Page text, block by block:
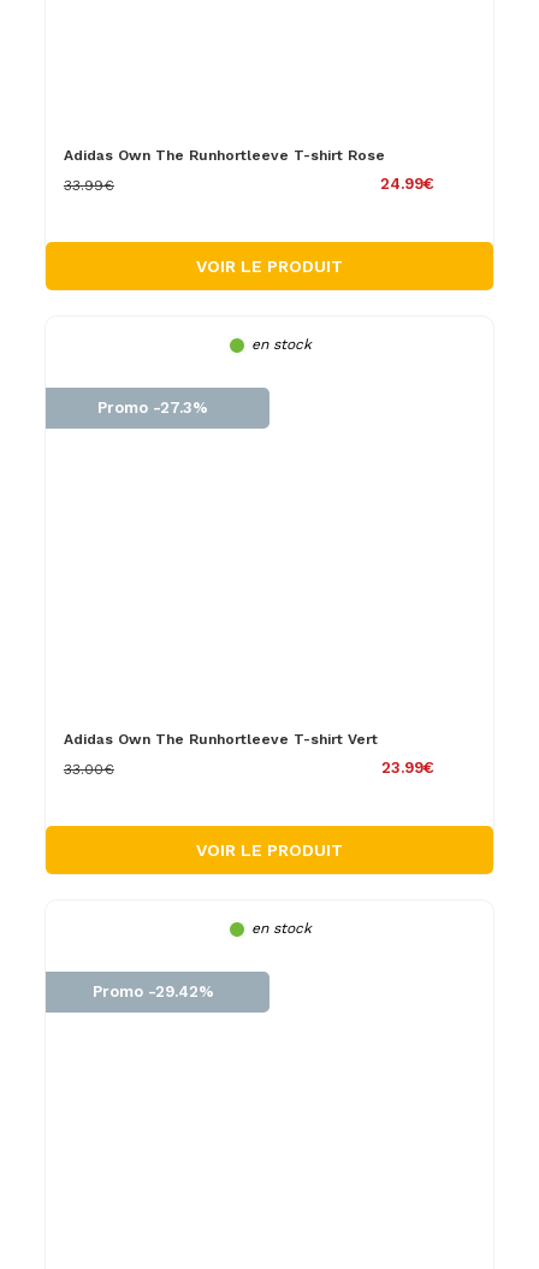
Adidas Own The Runhortleeve T-shirt Rose
24.99€
33.99€
VOIR LE PRODUIT
en stock
Promo -27.3%
Adidas Own The Runhortleeve T-shirt Vert
23.99€
33.00€
VOIR LE PRODUIT
en stock
Promo -29.42%